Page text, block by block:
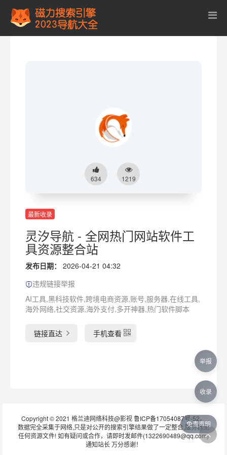
634 1219
最新收录
灵汐导航 - 全网热门网站软件工
具资源整合站
发布日期：
2026-04-21 04:32
违规链接举报
AI工具,黑科技软件,跨境电商资源,账号,服务器,在线工具,
海外网络,社交资源,海外支付,多开神器,热门软件脚本
链接直达 手机查看
Copyright © 2021 格兰迪网络科技@影视鲁ICP备17054087号-52。
数据完全采集于网络,只是对公开的搜索引擎结果做了一定整合,服务器无
任何资源文件! 如有疑问或合作，请即时发邮件(1322690489@qq.com)
通知站长 万分感谢！
免责声明
举报
收录